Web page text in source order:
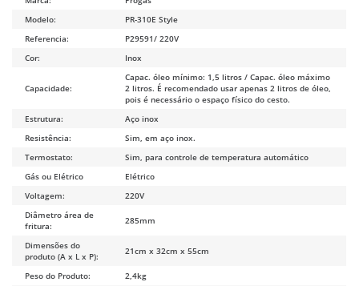
Modelo:
PR-310E Style
Referencia:
P29591/ 220V
Cor:
Inox
Capacidade:
Capac. óleo mínimo: 1,5 litros / Capac. óleo máximo
2 litros. É recomendado usar apenas 2 litros de óleo,
pois é necessário o espaço físico do cesto.
Estrutura:
Aço inox
Resistência:
Sim, em aço inox.
Termostato:
Sim, para controle de temperatura automático
Gás ou Elétrico
Elétrico
Voltagem:
220V
Diâmetro área de
fritura:
285mm
Dimensões do
produto (A x L x P):
21cm x 32cm x 55cm
Peso do Produto:
2,4kg